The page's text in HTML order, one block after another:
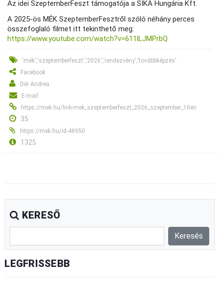
Az idei SzeptemberFeszt támogatója a SIKA Hungária Kft.
A 2025-ös MÉK SzeptemberFesztről szóló néhány perces
összefoglaló filmet itt tekinthető meg:
https://www.youtube.com/watch?v=611lLJMPrbQ
'mék','szeptemberfeszt','2026','rendezvény','továbbképzés'
Facebook
Dér Andrea
E-mail
https://mek.hu/link-mek_szeptemberfeszt_2026_szeptember_10en
35
https://mek.hu/id-48950
1325
KERESŐ
LEGFRISSEBB